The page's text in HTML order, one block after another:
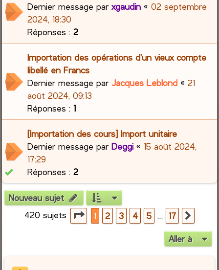
Dernier message parxgaudin «02 septembre
2024, 18:30
Réponses :2
Importation des opérations d'un vieux compte
libellé en Francs
Dernier message parJacques Leblond «21
août 2024, 09:13
Réponses :1
[Importation des cours] Import unitaire
Dernier message parDeggi « 15 août 2024,
17:29
Réponses :2
Nouveau sujet
420 sujets
Page1sur 17
1 2 3 4 5 … 17
Aller à